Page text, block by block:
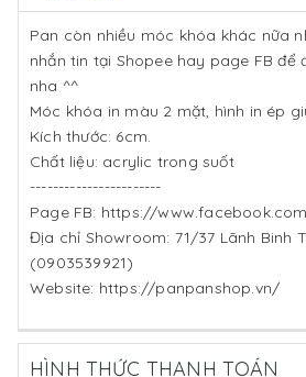
Pan còn nhiều móc khóa khác nữa
nhắn tin tại Shopee hay page FB để
nha ^^
Móc khóa in màu 2 mặt, hình in ép
Kích thước: 6cm.
Chất liệu: acrylic trong suốt
-----------------------
Page FB: https://
Địa chỉ Showroom: 71/37 Lãnh Binh
(0903539921)
Website: https://panpanshop.vn/
HÌNH THỨC THANH TOÁN